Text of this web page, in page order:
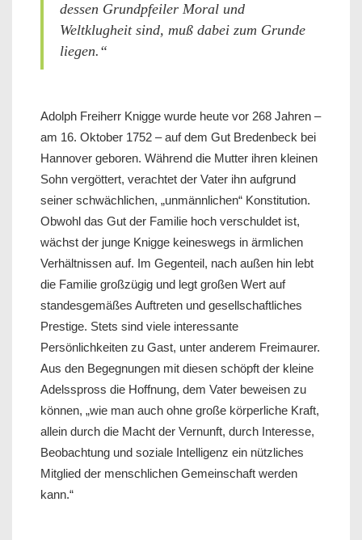
dessen Grundpfeiler Moral und
Weltklugheit sind, muß dabei zum Grunde
liegen.“
Adolph Freiherr Knigge wurde heute vor 268 Jahren –
am 16. Oktober 1752 – auf dem Gut Bredenbeck bei
Hannover geboren. Während die Mutter ihren kleinen
Sohn vergöttert, verachtet der Vater ihn aufgrund
seiner schwächlichen, „unmännlichen“ Konstitution.
Obwohl das Gut der Familie hoch verschuldet ist,
wächst der junge Knigge keineswegs in ärmlichen
Verhältnissen auf. Im Gegenteil, nach außen hin lebt
die Familie großzügig und legt großen Wert auf
standesgemäßes Auftreten und gesellschaftliches
Prestige. Stets sind viele interessante
Persönlichkeiten zu Gast, unter anderem Freimaurer.
Aus den Begegnungen mit diesen schöpft der kleine
Adelsspross die Hoffnung, dem Vater beweisen zu
können, „wie man auch ohne große körperliche Kraft,
allein durch die Macht der Vernunft, durch Interesse,
Beobachtung und soziale Intelligenz ein nützliches
Mitglied der menschlichen Gemeinschaft werden
kann.“